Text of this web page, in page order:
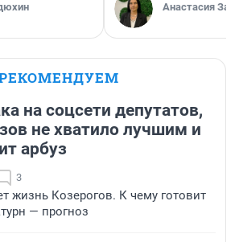
Анастасия
на соцсети депутатов,
не хватило лучшим и
арбуз
3
жизнь Козерогов. К чему готовит
— прогноз